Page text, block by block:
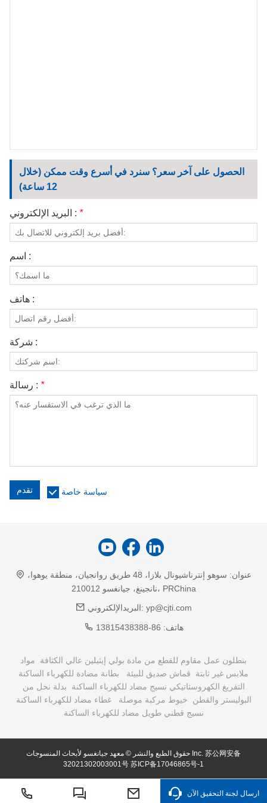
الحصول على آخر سعر؟ سنرد في أسرع وقت ممكن (خلال
12 ساعة)
البريد الإلكتروني : *
اسم :
هاتف :
شركة :
رسالة : *
تقدم سياسة خاصة
عنوان:
سوهو إنترناشيونال بلازا، 48 طريق روانجيان، منطقة يوهوا،
نانجينغ، جيانغسو 210012، PRChina
البريدالإلكتروني: yp@cjti.com
هاتف: 86-13815438388
بنطلون عمل مقاوم للقطع من مادة بولي إيثيلين عالي الكثافة
مواد
ملابس غير ثابتة
قماش صديق للبيئة
بطانة مضادة للكهرباء الساكنة
التفريغ الكهروستاتيكي نسيج مضاد للكهرباء الساكنة
بدلة نحل من
البوليستر والقطن
خيوط مركبة موصلة
غطاء مضاد للكهرباء الساكنة
نسيج قطني طويل مضاد للكهرباء الساكنة
حقوق الطبع والنشر © معهد جيانغسو لأبحاث المنسوجات Inc. 苏公网安备
32021302003001号 苏ICP备17046865号-1
ارسال لجنة التحقيق الآن